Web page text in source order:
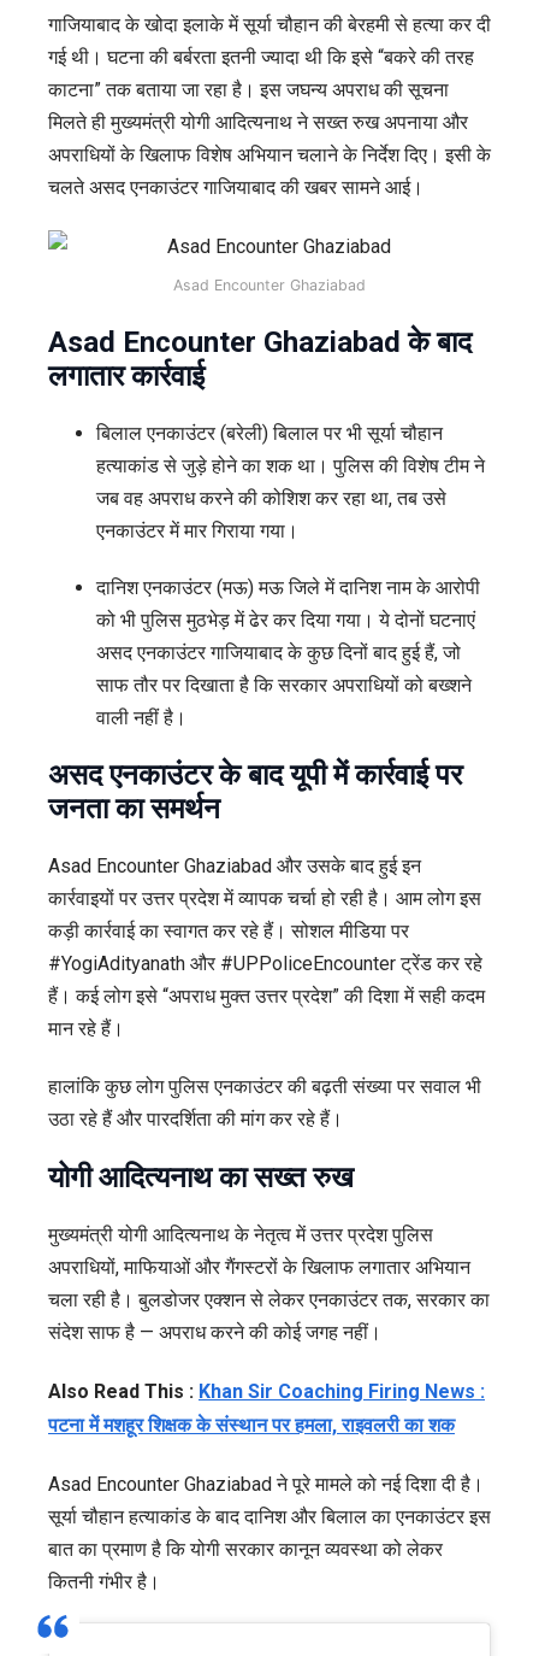
गाजियाबाद के खोदा इलाके में सूर्या चौहान की बेरहमी से हत्या कर दी
गई थी। घटना की बर्बरता इतनी ज्यादा थी कि इसे “बकरे की तरह
काटना” तक बताया जा रहा है। इस जघन्य अपराध की सूचना
मिलते ही मुख्यमंत्री योगी आदित्यनाथ ने सख्त रुख अपनाया और
अपराधियों के खिलाफ विशेष अभियान चलाने के निर्देश दिए। इसी के
चलते असद एनकाउंटर गाजियाबाद की खबर सामने आई।
Asad Encounter Ghaziabad
Asad Encounter Ghaziabad के बाद
लगातार कार्रवाई
बिलाल एनकाउंटर (बरेली) बिलाल पर भी सूर्या चौहान
हत्याकांड से जुड़े होने का शक था। पुलिस की विशेष टीम ने
जब वह अपराध करने की कोशिश कर रहा था, तब उसे
एनकाउंटर में मार गिराया गया।
दानिश एनकाउंटर (मऊ) मऊ जिले में दानिश नाम के आरोपी
को भी पुलिस मुठभेड़ में ढेर कर दिया गया। ये दोनों घटनाएं
असद एनकाउंटर गाजियाबाद के कुछ दिनों बाद हुई हैं, जो
साफ तौर पर दिखाता है कि सरकार अपराधियों को बख्शने
वाली नहीं है।
असद एनकाउंटर के बाद यूपी में कार्रवाई पर
जनता का समर्थन
Asad Encounter Ghaziabad और उसके बाद हुई इन
कार्रवाइयों पर उत्तर प्रदेश में व्यापक चर्चा हो रही है। आम लोग इस
कड़ी कार्रवाई का स्वागत कर रहे हैं। सोशल मीडिया पर
#YogiAdityanath और #UPPoliceEncounter ट्रेंड कर रहे
हैं। कई लोग इसे “अपराध मुक्त उत्तर प्रदेश” की दिशा में सही कदम
मान रहे हैं।
हालांकि कुछ लोग पुलिस एनकाउंटर की बढ़ती संख्या पर सवाल भी
उठा रहे हैं और पारदर्शिता की मांग कर रहे हैं।
योगी आदित्यनाथ का सख्त रुख
मुख्यमंत्री योगी आदित्यनाथ के नेतृत्व में उत्तर प्रदेश पुलिस
अपराधियों, माफियाओं और गैंगस्टरों के खिलाफ लगातार अभियान
चला रही है। बुलडोजर एक्शन से लेकर एनकाउंटर तक, सरकार का
संदेश साफ है — अपराध करने की कोई जगह नहीं।
Also Read This : Khan Sir Coaching Firing News :
पटना में मशहूर शिक्षक के संस्थान पर हमला, राइवलरी का शक
Asad Encounter Ghaziabad ने पूरे मामले को नई दिशा दी है।
सूर्या चौहान हत्याकांड के बाद दानिश और बिलाल का एनकाउंटर इस
बात का प्रमाण है कि योगी सरकार कानून व्यवस्था को लेकर
कितनी गंभीर है।